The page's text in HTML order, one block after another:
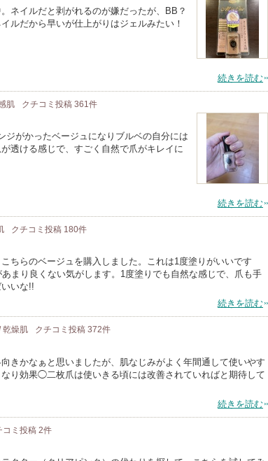
ネイルだと剥がれるのが嫌だったが、BB？
ルだから早いが仕上がりはジェルみたい！
続きを読む
肌 クチコミ投稿 361 件
ジがかったベージュになりブルベの自分には
透ける感じで、すごく自然で爪がキレイに
続きを読む
クチコミ投稿 180件
ちらのベージュを購入しました。これは1度塗りがいいです
まり良くない気がします。1度塗りでも自然な感じで、爪も手
いな!!
続きを読む
乾燥肌 クチコミ投稿 372件
きかなぁと思いましたが、肌なじみがよく年間通して使いやす
り効果◯二枚爪は使いきる頃には改善されていればと期待して
続きを読む
コミ投稿 2件